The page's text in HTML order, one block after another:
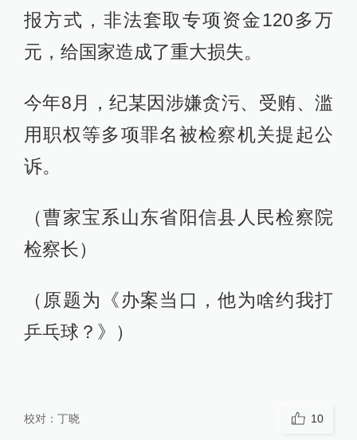
报方式，非法套取专项资金120多万
元，给国家造成了重大损失。
今年8月，纪某因涉嫌贪污、受贿、滥
用职权等多项罪名被检察机关提起公
诉。
（曹家宝系山东省阳信县人民检察院
检察长）
（原题为《办案当口，他为啥约我打
乒乓球？》）
校对： 丁晓 10